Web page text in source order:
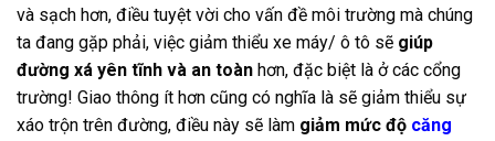
và sạch hơn, điều tuyệt vời cho vấn đề môi trường mà chúng
ta đang gặp phải, việc giảm thiểu xe máy/ ô tô sẽ giúp
đường xá yên tĩnh và an toàn hơn, đặc biệt là ở các cổng
trường! Giao thông ít hơn cũng có nghĩa là sẽ giảm thiểu sự
xáo trộn trên đường, điều này sẽ làm giảm mức độ căng